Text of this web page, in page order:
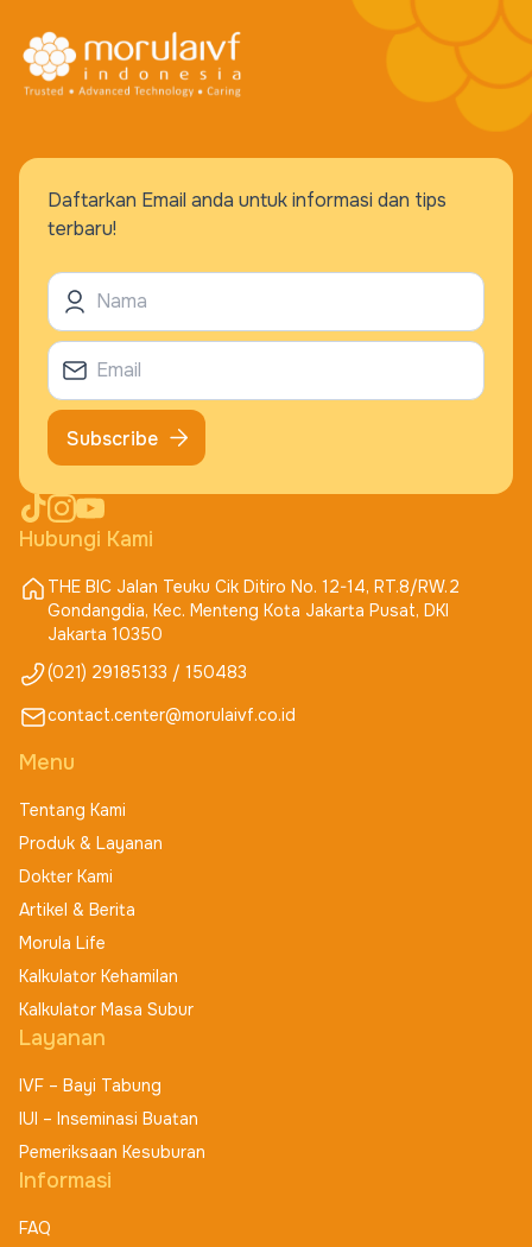
Hubungi Kami
THE BIC Jalan Teuku Cik Ditiro No. 12-14, RT.8/RW.2
Gondangdia, Kec. Menteng Kota Jakarta Pusat, DKI
Jakarta 10350
(021) 29185133 / 150483
contact.center@morulaivf.co.id
Menu
Tentang Kami
Produk & Layanan
Dokter Kami
Artikel & Berita
Morula Life
Kalkulator Kehamilan
Kalkulator Masa Subur
Layanan
IVF – Bayi Tabung
IUI – Inseminasi Buatan
Pemeriksaan Kesuburan
Informasi
FAQ
Daftarkan Email anda untuk informasi dan tips
terbaru!
Subscribe